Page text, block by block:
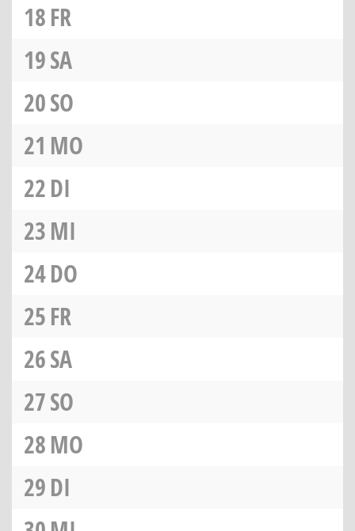
18FR
19SA
20SO
21 MO
22DI
23MI
24DO
25FR
26SA
27SO
28MO
29DI